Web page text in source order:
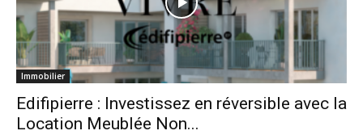
Immobilier
Edifipierre : Investissez en réversible avec la
Location Meublée Non...